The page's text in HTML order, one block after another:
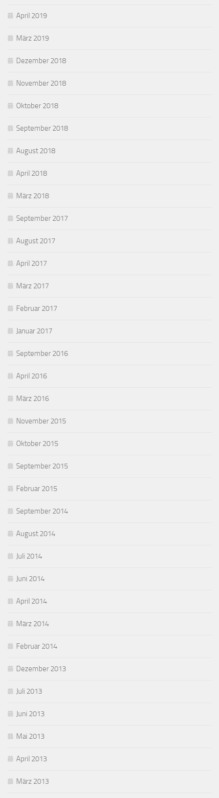
April 2019
März 2019
Dezember 2018
November 2018
Oktober 2018
September 2018
August 2018
April 2018
März 2018
September 2017
August 2017
April 2017
März 2017
Februar 2017
Januar 2017
September 2016
April 2016
März 2016
November 2015
Oktober 2015
September 2015
Februar 2015
September 2014
August 2014
Juli 2014
Juni 2014
April 2014
März 2014
Februar 2014
Dezember 2013
Juli 2013
Juni 2013
Mai 2013
April 2013
März 2013